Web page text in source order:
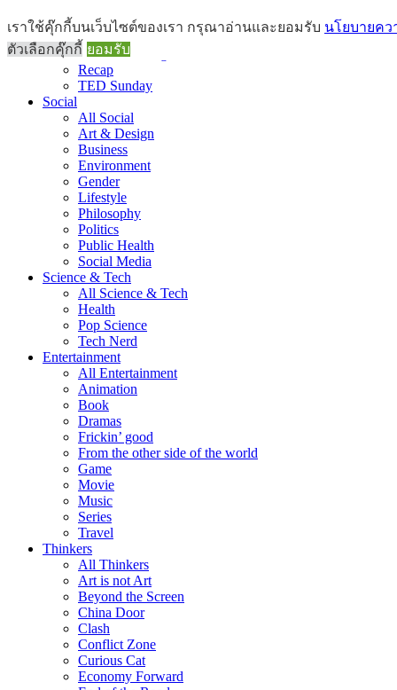
Brief
All Brief
Goods Morning
Recap
TED Sunday
Social
All Social
Art & Design
Business
Environment
Gender
Lifestyle
Philosophy
Politics
Public Health
Social Media
Science & Tech
All Science & Tech
Health
Pop Science
Tech Nerd
Entertainment
All Entertainment
Animation
Book
Dramas
Frickin’ good
From the other side of the world
Game
Movie
Music
Series
Travel
Thinkers
All Thinkers
Art is not Art
Beyond the Screen
China Door
Clash
Conflict Zone
Curious Cat
Economy Forward
เราใช้คุ๊กกี้บนเว็บไซต์ของเรา กรุณาอ่านและยอมรับ นโยบายคว
ตัวเลือกคุ๊กกี้ ยอมรับ